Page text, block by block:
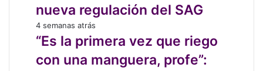
de
semillas
en
nueva
regulación
nueva regulación del SAG
“Es
la
vez
4 semanas atrás
“Es la primera vez que riego
con una manguera, profe”: